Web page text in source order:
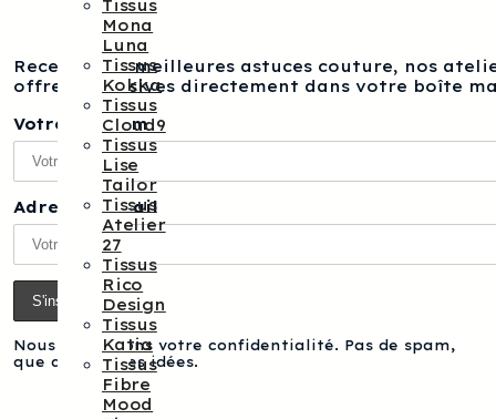
Tissus
Mona
Luna
Tissus
Kokka
Tissus
Cloud9
Tissus
Lise
Tailor
Tissus
Atelier
27
Tissus
Rico
Design
Tissus
Katia
Tissus
Fibre
Mood
Recevez nos meilleures astuces couture, nos
offres exclusives directement dans votre boîte
Votre prénom
Adresse e-mail
Nous respectons votre confidentialité. Pas de spam,
que des bonnes idées.